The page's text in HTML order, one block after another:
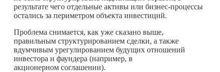
результате чего отдельные активы или бизнес-процессы
остались за периметром объекта инвестиций.
Проблема снимается, как уже сказано выше,
правильным структурированием сделки, а также
вдумчивым урегулированием будущих отношений
инвестора и фаундера (например, в
акционерном соглашении).